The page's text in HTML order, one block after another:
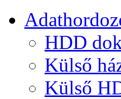
HDD
Külső
Külső